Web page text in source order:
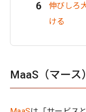
伸びしろ
ける
MaaS（マース